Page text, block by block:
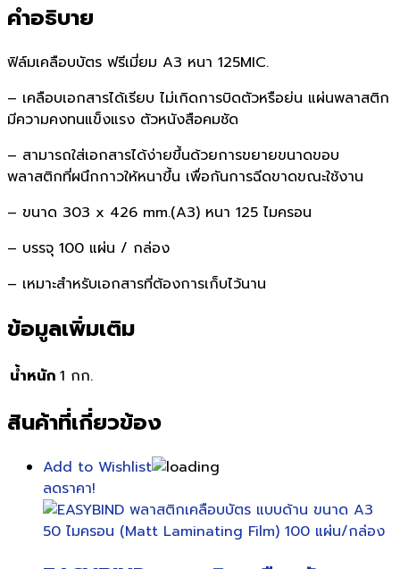
คำอธิบาย
ฟิล์มเคลือบบัตร ฟรีเมี่ยม A3 หนา 125MIC.
– เคลือบเอกสารได้เรียบ ไม่เกิดการบิดตัวหรือย่น แผ่นพลาสติก
มีความคงทนแข็งแรง ตัวหนังสือคมชัด
– สามารถใส่เอกสารได้ง่ายขึ้นด้วยการขยายขนาดขอบ
พลาสติกที่ผนึกกาวให้หนาขึ้น เพื่อกันการฉีดขาดขณะใช้งาน
– ขนาด 303 x 426 mm.(A3) หนา 125 ไมครอน
– บรรจุ 100 แผ่น / กล่อง
– เหมาะสำหรับเอกสารที่ต้องการเก็บไว้นาน
ข้อมูลเพิ่มเติม
น้ำหนัก 1 กก.
สินค้าที่เกี่ยวข้อง
Add to Wishlist
ลดราคา!